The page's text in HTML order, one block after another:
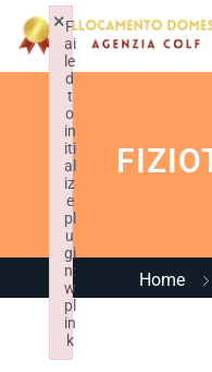
Home
F
ai
le
d
t
o
in
iti
al
iz
e
pl
u
gi
n:
w
pl
in
k
×
Failed to initialize